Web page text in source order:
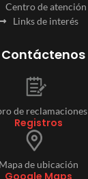
Centro de atención
Links de interés
Contáctenos
de reclamaciones
Registros
Mapa de ubicación
Google Maps